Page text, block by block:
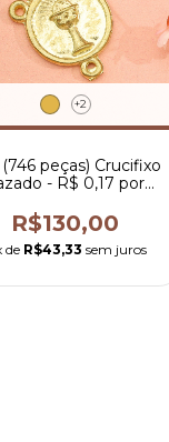
+2
peças) Crucifixo
- R$ 0,17 por
R$130,00
de R$43,33 sem juros